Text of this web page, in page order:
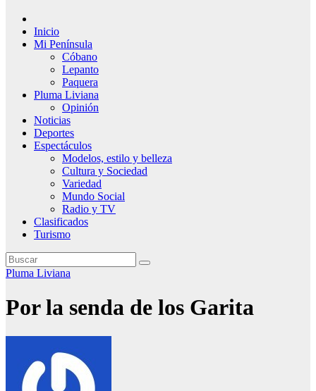
Inicio
Mi Península
Cóbano
Lepanto
Paquera
Pluma Liviana
Opinión
Noticias
Deportes
Espectáculos
Modelos, estilo y belleza
Cultura y Sociedad
Variedad
Mundo Social
Radio y TV
Clasificados
Turismo
Pluma Liviana
Por la senda de los Garita